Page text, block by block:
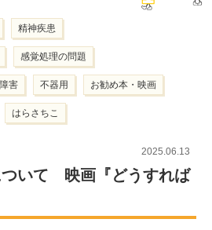
精神疾患
感覚処理の問題
害 不器用 お勧め本・映画
はらさちこ
2025.06.13
ついて 映画『どうすれば